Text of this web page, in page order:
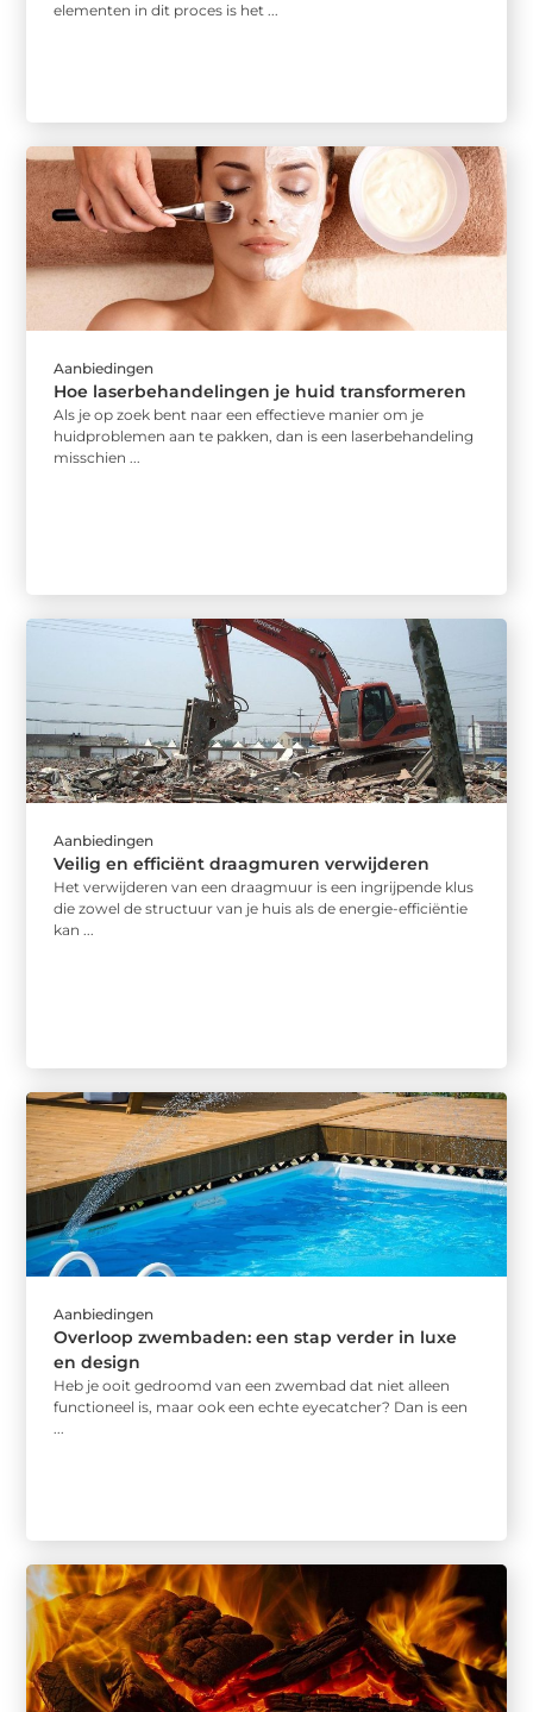
elementen in dit proces is het ...
Aanbiedingen
Hoe laserbehandelingen je huid transformeren
Als je op zoek bent naar een effectieve manier om je
huidproblemen aan te pakken, dan is een laserbehandeling
misschien ...
Aanbiedingen
Veilig en efficiënt draagmuren verwijderen
Het verwijderen van een draagmuur is een ingrijpende klus
die zowel de structuur van je huis als de energie-efficiëntie
kan ...
Aanbiedingen
Overloop zwembaden: een stap verder in luxe
en design
Heb je ooit gedroomd van een zwembad dat niet alleen
functioneel is, maar ook een echte eyecatcher? Dan is een